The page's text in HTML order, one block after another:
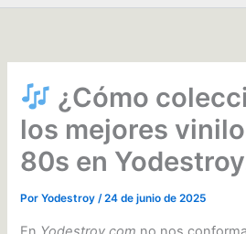
¿Cómo
los mejores
80s en
PorYodestroy/24 de junio de 2025